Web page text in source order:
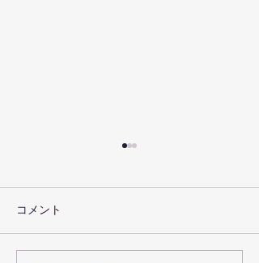
ドイツ訪問報告
コメント